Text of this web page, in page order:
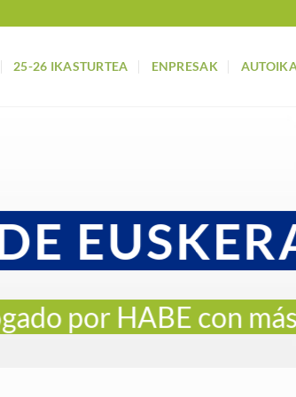
25-26 IKASTURTEA ENPRESAK
por HABE con